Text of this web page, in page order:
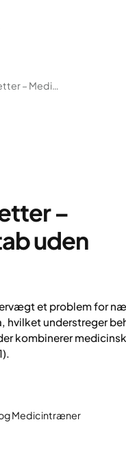
Tab Dig Med Tabletter – Medicinsk Vægttab Uden Injektioner
–
uden
et problem for
hvilket understreger
kombinerer medicinsk
Medicintræner